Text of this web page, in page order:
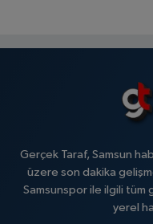
Gerçek Taraf, Samsun
üzere son dakika
Samsunspor ile ilgili tüm
yerel